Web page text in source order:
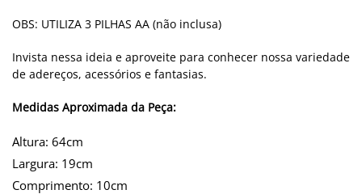
OBS: UTILIZA 3 PILHAS AA (não inclusa)
Invista nessa ideia e aproveite para conhecer nossa variedade
de adereços, acessórios e fantasias.
Medidas Aproximada da Peça:
Altura: 64cm
Largura: 19cm
Comprimento: 10cm